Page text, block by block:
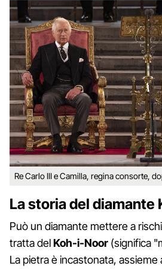
Re Carlo III e Camilla, regina consorte,
La storia del diamante
Può un diamante mettere a
tratta delKoh-i-Noor (significa
La pietra è incastonata, assieme